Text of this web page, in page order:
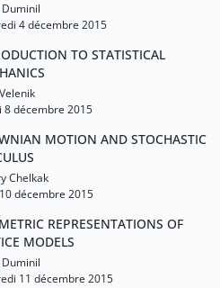
4 décembre 2015
TO STATISTICAL
8 décembre 2015
MOTION AND STOCHASTIC
Chelkak
décembre 2015
REPRESENTATIONS OF
MODELS
11 décembre 2015